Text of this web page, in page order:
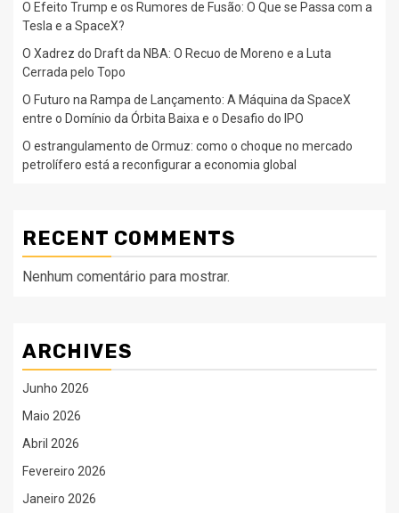
O Efeito Trump e os Rumores de Fusão: O Que se Passa com a
Tesla e a SpaceX?
O Xadrez do Draft da NBA: O Recuo de Moreno e a Luta
Cerrada pelo Topo
O Futuro na Rampa de Lançamento: A Máquina da SpaceX
entre o Domínio da Órbita Baixa e o Desafio do IPO
O estrangulamento de Ormuz: como o choque no mercado
petrolífero está a reconfigurar a economia global
RECENT COMMENTS
Nenhum comentário para mostrar.
ARCHIVES
Junho 2026
Maio 2026
Abril 2026
Fevereiro 2026
Janeiro 2026